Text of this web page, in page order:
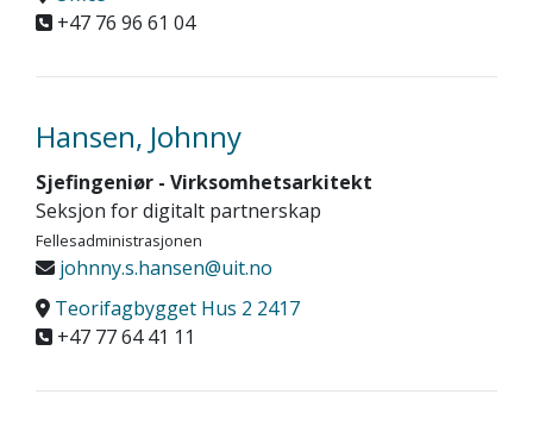
+47 76 96 61 04
Hansen, Johnny
Sjefingeniør - Virksomhetsarkitekt
Seksjon for digitalt partnerskap
Fellesadministrasjonen
johnny.s.hansen@uit.no
Teorifagbygget Hus 2 2417
+47 77 64 41 11